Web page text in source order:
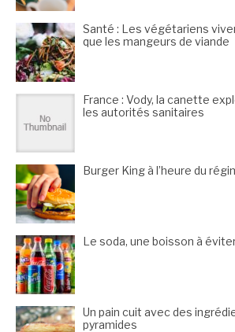
Santé : Les végétariens
que les mangeurs de viande
France : Vody, la canette
les autorités sanitaires
Burger King à l’heure du
Le soda, une boisson à
Un pain cuit avec des
pyramides